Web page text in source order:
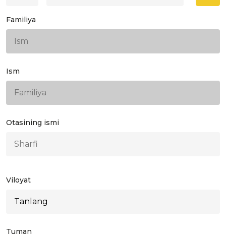
Familiya
Ism
Otasining ismi
Viloyat
Tuman